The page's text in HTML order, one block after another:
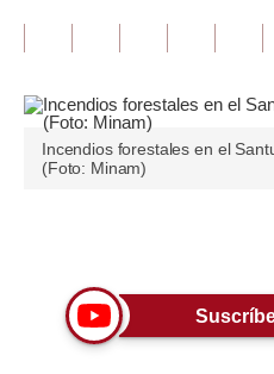
Plus G
Opinión
Editorial
Tendencias
Lujo
Incendios forestales en el
(Foto: Minam)